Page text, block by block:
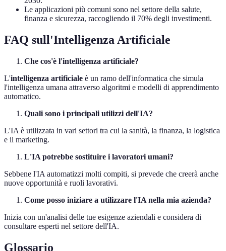
Le applicazioni più comuni sono nel settore della salute,
finanza e sicurezza, raccogliendo il 70% degli investimenti.
FAQ sull'Intelligenza Artificiale
Che cos'è l'intelligenza artificiale?
L'intelligenza artificiale è un ramo dell'informatica che simula
l'intelligenza umana attraverso algoritmi e modelli di apprendimento
automatico.
Quali sono i principali utilizzi dell'IA?
L'IA è utilizzata in vari settori tra cui la sanità, la finanza, la logistica
e il marketing.
L'IA potrebbe sostituire i lavoratori umani?
Sebbene l'IA automatizzi molti compiti, si prevede che creerà anche
nuove opportunità e ruoli lavorativi.
Come posso iniziare a utilizzare l'IA nella mia azienda?
Inizia con un'analisi delle tue esigenze aziendali e considera di
consultare esperti nel settore dell'IA.
Glossario